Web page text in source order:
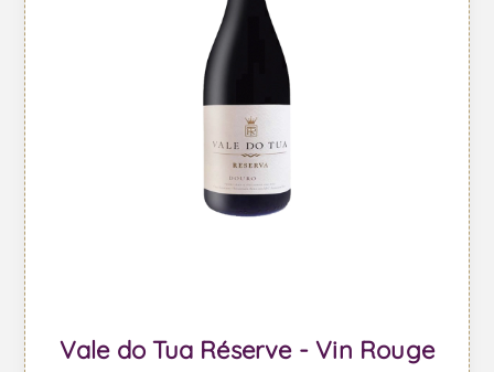
Vale do Tua Réserve - Vin Rouge